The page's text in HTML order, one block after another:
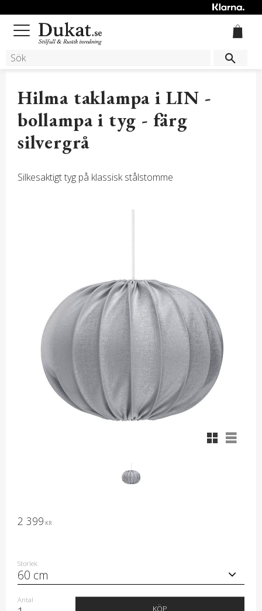
Meny
Hilma taklampa i LIN -
bollampa i tyg - färg
silvergrå
Silkesaktigt tyg på klassisk stålstomme
Rutnätsvy
Listvy
2 399 KR
Storlek
Antal
KÖP